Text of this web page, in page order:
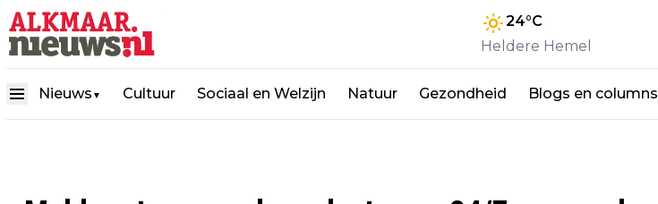
24°C
Heldere Hemel
Nieuws ▼ Cultuur Sociaal en Welzijn Natuur Gezondheid Blogs en columns